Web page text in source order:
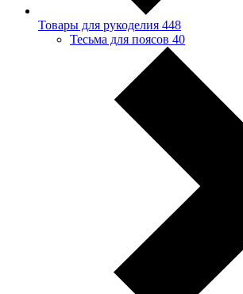
Товары для рукоделия 448
Тесьма для поясов 40